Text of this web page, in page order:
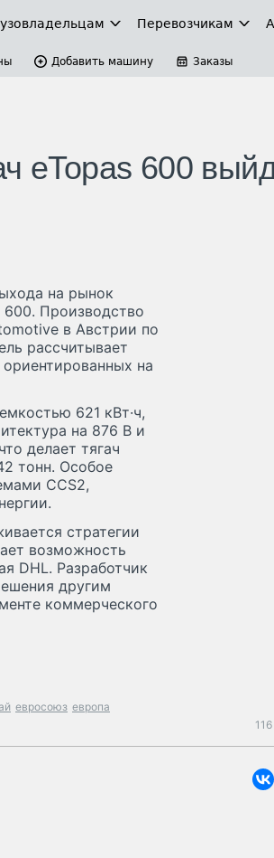
Перевозчикам
Добавить машину Заказы
eTopas 600
на рынок
Производство
в Австрии по
рассчитывает
на
621 кВт·ч,
на 876 В и
делает тягач
тонн. Особое
CCS2,
стратегии
возможность
DHL. Разработчик
другим
коммерческого
евросоюз европа